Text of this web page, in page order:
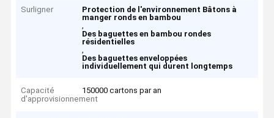
Surligner
Protection de l'environnement Bâtons à
manger ronds en bambou
,
Des baguettes en bambou rondes
résidentielles
,
Des baguettes enveloppées
individuellement qui durent longtemps
Capacité
d'approvisionnement
150000 cartons par an